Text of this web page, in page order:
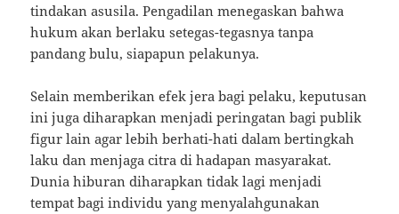
tindakan asusila. Pengadilan menegaskan bahwa
hukum akan berlaku setegas-tegasnya tanpa
pandang bulu, siapapun pelakunya.
Selain memberikan efek jera bagi pelaku, keputusan
ini juga diharapkan menjadi peringatan bagi publik
figur lain agar lebih berhati-hati dalam bertingkah
laku dan menjaga citra di hadapan masyarakat.
Dunia hiburan diharapkan tidak lagi menjadi
tempat bagi individu yang menyalahgunakan